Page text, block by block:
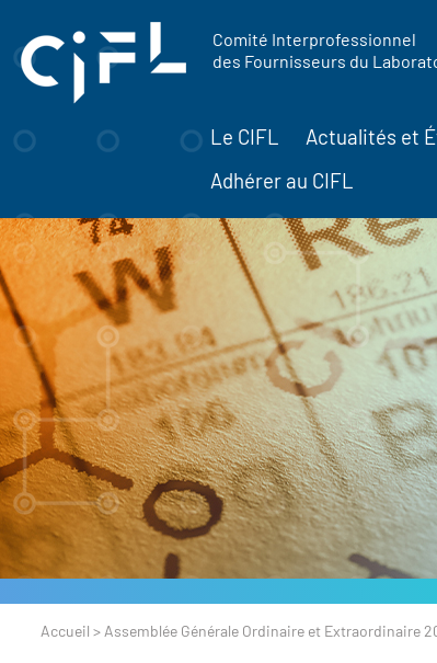
Comité Interprofessionnel
des Fournisseurs du
Le CIFL Actualités et
Adhérer au CIFL
Accueil > Assemblée Générale Ordinaire et Extraordinaire